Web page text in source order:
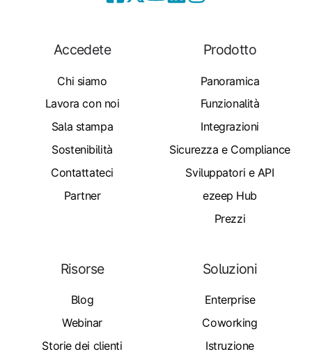
Accedete
Chi siamo
Lavora con noi
Sala stampa
Sostenibilità
Contattateci
Partner
Prodotto
Panoramica
Funzionalità
Integrazioni
Sicurezza e Compliance
Sviluppatori e API
ezeep Hub
Prezzi
Risorse
Blog
Webinar
Storie dei clienti
Soluzioni
Enterprise
Coworking
Istruzione